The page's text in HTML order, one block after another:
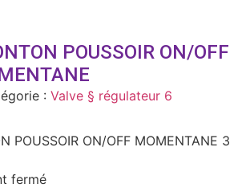
POUSSOIR ON/OFF
: Valve § régulateur 6
POUSSOIR ON/OFF MOMENTANE 3
fermé